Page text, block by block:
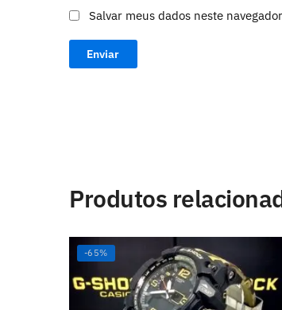
Salvar meus dados neste
Produtos
-65%